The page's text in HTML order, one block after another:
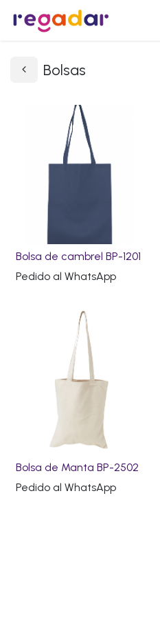
Bolsas
Bolsa de cambrel BP-1201
Pedido al WhatsApp
Bolsa de Manta BP-2502
Pedido al WhatsApp